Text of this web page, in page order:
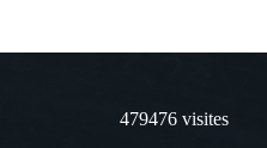
479476 visites